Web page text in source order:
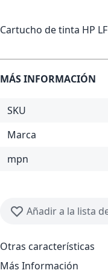
Cartucho de tinta HP
MÁS INFORMACIÓN
SKU
Marca
mpn
Añadir a la lista
Otras características
Más Información